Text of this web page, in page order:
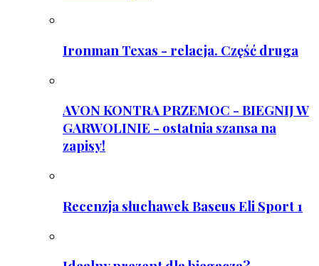
Ironman Texas - relacja. Część druga
AVON KONTRA PRZEMOC - BIEGNIJ W
GARWOLINIE - ostatnia szansa na
zapisy!
Recenzja słuchawek Baseus Eli Sport 1